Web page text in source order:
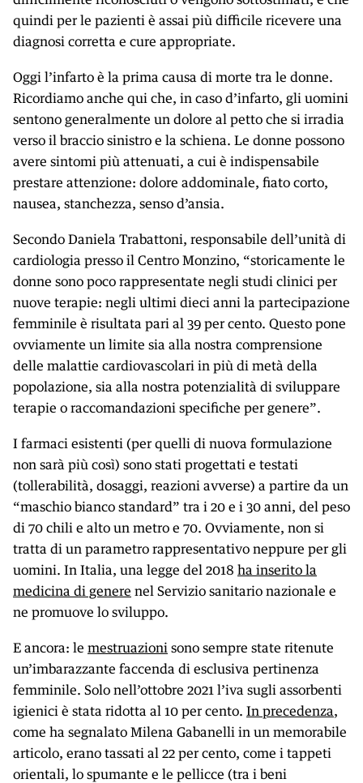
quindi per le pazienti è assai più difficile ricevere una
diagnosi corretta e cure appropriate.
Oggi l’infarto è la prima causa di morte tra le donne.
Ricordiamo anche qui che, in caso d’infarto, gli uomini
sentono generalmente un dolore al petto che si irradia
verso il braccio sinistro e la schiena. Le donne possono
avere sintomi più attenuati, a cui è indispensabile
prestare attenzione: dolore addominale, fiato corto,
nausea, stanchezza, senso d’ansia.
Secondo Daniela Trabattoni, responsabile dell’unità di
cardiologia presso il Centro Monzino, “storicamente le
donne sono poco rappresentate negli studi clinici per
nuove terapie: negli ultimi dieci anni la partecipazione
femminile è risultata pari al 39 per cento. Questo pone
ovviamente un limite sia alla nostra comprensione
delle malattie cardiovascolari in più di metà della
popolazione, sia alla nostra potenzialità di sviluppare
terapie o raccomandazioni specifiche per genere”.
I farmaci esistenti (per quelli di nuova formulazione
non sarà più così) sono stati progettati e testati
(tollerabilità, dosaggi, reazioni avverse) a partire da un
“maschio bianco standard” tra i 20 e i 30 anni, del peso
di 70 chili e alto un metro e 70. Ovviamente, non si
tratta di un parametro rappresentativo neppure per gli
uomini. In Italia, una legge del 2018 ha inserito la
medicina di genere nel Servizio sanitario nazionale e
ne promuove lo sviluppo.
E ancora: le mestruazioni sono sempre state ritenute
un’imbarazzante faccenda di esclusiva pertinenza
femminile. Solo nell’ottobre 2021 l’iva sugli assorbenti
igienici è stata ridotta al 10 per cento. In precedenza,
come ha segnalato Milena Gabanelli in un memorabile
articolo, erano tassati al 22 per cento, come i tappeti
orientali, lo spumante e le pellicce (tra i beni